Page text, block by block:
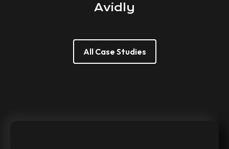
Avidly
All Case Studies